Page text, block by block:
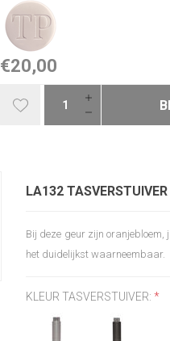
€20,00
LA132
Bij deze geur zijn oranjebloem,
het duidelijkst waarneembaar.
KLEUR TASVERSTUIVER:*